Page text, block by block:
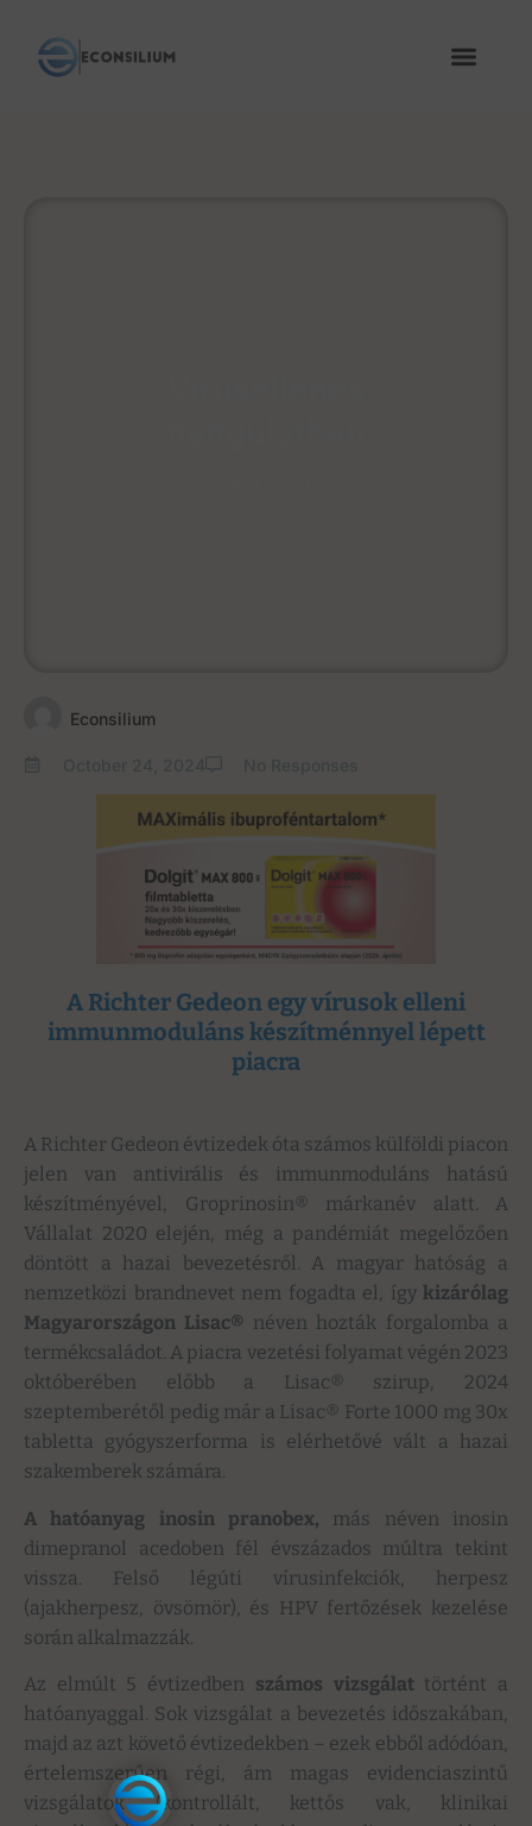
Econsilium
A Richter Gedeon egy vírusok elleni
immunmoduláns készítménnyel lépett
piacra
A Richter Gedeon évtizedek óta számos külföldi piacon
jelen van antivirális és immunmoduláns hatású
készítményével, Groprinosin® márkanév alatt. A
Vállalat 2020 elején, még a pandémiát megelőzően
döntött a hazai bevezetésről. A magyar hatóság a
nemzetközi brandnevet nem fogadta el, így kizárólag
Magyarországon Lisac® néven hozták forgalomba a
termékcsaládot. A piacra vezetési folyamat végén 2023
októberében előbb a Lisac® szirup, 2024
szeptemberétől pedig már a Lisac® Forte 1000 mg 30x
tabletta gyógyszerforma is elérhetővé vált a hazai
szakemberek számára.
A hatóanyag inosin pranobex, más néven inosin
dimepranol acedoben fél évszázados múltra tekint
vissza. Felső légúti vírusinfekciók, herpesz
(ajakherpesz, övsömör), és HPV fertőzések kezelése
során alkalmazzák.
Az elmúlt 5 évtizedben számos vizsgálattörtént a
hatóanyaggal. Sok vizsgálat a bevezetés időszakában,
majd az azt követő évtizedekben – ezek ebből adódóan,
értelemszerűen régi, ám magas evidenciaszintű
vizsgálatok (kontrollált, kettős vak, klinikai